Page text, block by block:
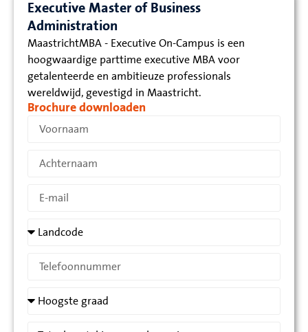
Executive Master of Business
Administration
MaastrichtMBA - Executive On-Campus is een
hoogwaardige parttime executive MBA voor
getalenteerde en ambitieuze professionals
wereldwijd, gevestigd in Maastricht.
Brochure downloaden